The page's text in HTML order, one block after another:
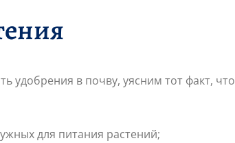
удобрения в почву, уясним тот факт, что
для питания растений;